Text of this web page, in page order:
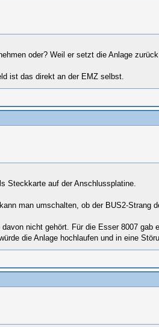
oder? Weil er setzt die Anlage
ist das direkt an der EMZ selbst.
Steckkarte auf der Anschlussplatine.
man umschalten, ob der BUS2-Strang
nicht gehört. Für die Esser 8007
die Anlage hochlaufen und in eine